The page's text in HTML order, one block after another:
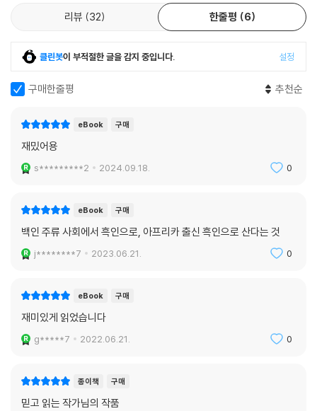
리뷰 32 한줄평 6
클린봇이 부적절한 글을 감지 중입니다. 설정
구매한줄평 추천순
eBook 구매
재밌어용
s*********2 2024.09.18. 0
eBook 구매
백인 주류 사회에서 흑인으로, 아프리카 출신 흑인으로 산다는 것
j********7 2023.06.21. 0
eBook 구매
재미있게 읽었습니다
g*****7 2022.06.21. 0
종이책 구매
믿고 읽는 작가님의 작품